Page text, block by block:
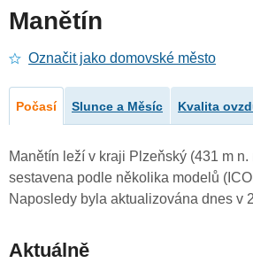
Manětín
Označit jako domovské město
Počasí Slunce a Měsíc Kvalita
Manětín leží v kraji Plzeňský (431 m
sestavena podle několika modelů
Naposledy byla aktualizována dnes v
Aktuálně